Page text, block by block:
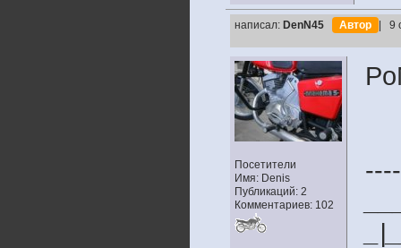
написал: DenN45 Автор | 9
Посетители
Имя: Denis
Публикаций: 2
Комментариев: 102